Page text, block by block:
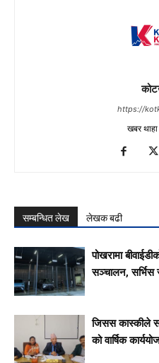
https://
खबर
सम्बन्धित लेख लेखक बढी
पोखरामा
सञ्चालन,
जिसस कास्कीले
को वार्षिक